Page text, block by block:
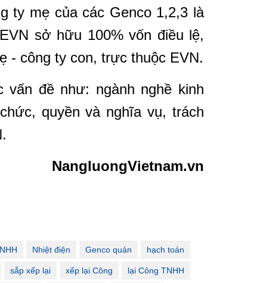
ty mẹ của các Genco 1,2,3 là
sở hữu 100% vốn điều lệ,
- công ty con, trực thuộc EVN.
vấn đề như: ngành nghề kinh
quyền và nghĩa vụ, trách
NangluongVietnam.vn
Nhiệt điện Genco quản hạch toán
sắp xếp lại xếp lại Công lại Công TNHH